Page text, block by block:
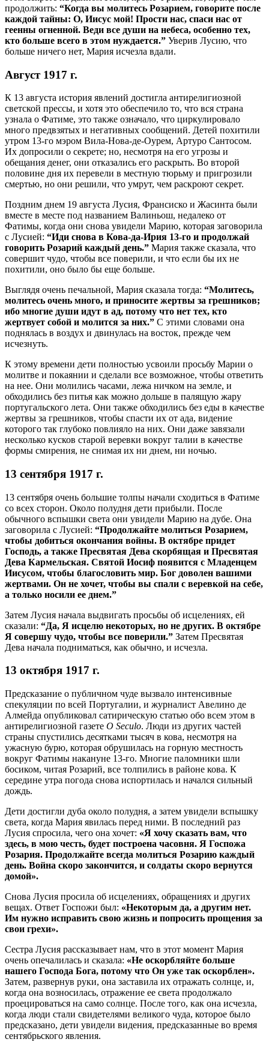
продолжить: “Когда вы молитесь Розарием, говорите после
каждой тайны: О, Иисус мой! Прости нас, спаси нас от
геенны огненной. Веди все души на небеса, особенно тех,
кто больше всего в этом нуждается.” Уверив Лусию, что
больше ничего нет, Мария исчезла вдали.
Август 1917 г.
К 13 августа история явлений достигла антирелигиозной
светской прессы, и хотя это обеспечило то, что вся страна
узнала о Фатиме, это также означало, что циркулировало
много предвзятых и негативных сообщений. Детей похитили
утром 13-го мэром Вила-Нова-де-Оурем, Артуро Сантосом.
Их допросили о секрете; но, несмотря на его угрозы и
обещания денег, они отказались его раскрыть. Во второй
половине дня их перевели в местную тюрьму и пригрозили
смертью, но они решили, что умрут, чем раскроют секрет.
Поздним днем 19 августа Лусия, Франсиско и Жасинта были
вместе в месте под названием Валиньош, недалеко от
Фатимы, когда они снова увидели Марию, которая заговорила
с Лусией: “Иди снова в Кова-да-Ирия 13-го и продолжай
говорить Розарий каждый день.” Мария также сказала, что
совершит чудо, чтобы все поверили, и что если бы их не
похитили, оно было бы еще больше.
Выглядя очень печальной, Мария сказала тогда: “Молитесь,
молитесь очень много, и приносите жертвы за грешников;
ибо многие души идут в ад, потому что нет тех, кто
жертвует собой и молится за них.” С этими словами она
поднялась в воздух и двинулась на восток, прежде чем
исчезнуть.
К этому времени дети полностью усвоили просьбу Марии о
молитве и покаянии и сделали все возможное, чтобы ответить
на нее. Они молились часами, лежа ничком на земле, и
обходились без питья как можно дольше в палящую жару
португальского лета. Они также обходились без еды в качестве
жертвы за грешников, чтобы спасти их от ада, видение
которого так глубоко повлияло на них. Они даже завязали
несколько кусков старой веревки вокруг талии в качестве
формы смирения, не снимая их ни днем, ни ночью.
13 сентября 1917 г.
13 сентября очень большие толпы начали сходиться в Фатиме
со всех сторон. Около полудня дети прибыли. После
обычного вспышки света они увидели Марию на дубе. Она
заговорила с Лусией: “Продолжайте молиться Розарием,
чтобы добиться окончания войны. В октябре придет
Господь, а также Пресвятая Дева скорбящая и Пресвятая
Дева Кармельская. Святой Иосиф появится с Младенцем
Иисусом, чтобы благословить мир. Бог доволен вашими
жертвами. Он не хочет, чтобы вы спали с веревкой на себе,
а только носили ее днем.”
Затем Лусия начала выдвигать просьбы об исцелениях, ей
сказали: “Да, Я исцелю некоторых, но не других. В октябре
Я совершу чудо, чтобы все поверили.” Затем Пресвятая
Дева начала подниматься, как обычно, и исчезла.
13 октября 1917 г.
Предсказание о публичном чуде вызвало интенсивные
спекуляции по всей Португалии, и журналист Авелино де
Алмейда опубликовал сатирическую статью обо всем этом в
антирелигиозной газете O Seculo. Люди из других частей
страны спустились десятками тысяч в кова, несмотря на
ужасную бурю, которая обрушилась на горную местность
вокруг Фатимы накануне 13-го. Многие паломники шли
босиком, читая Розарий, все толпились в районе кова. К
середине утра погода снова испортилась и начался сильный
дождь.
Дети достигли дуба около полудня, а затем увидели вспышку
света, когда Мария явилась перед ними. В последний раз
Лусия спросила, чего она хочет: «Я хочу сказать вам, что
здесь, в мою честь, будет построена часовня. Я Госпожа
Розария. Продолжайте всегда молиться Розарию каждый
день. Война скоро закончится, и солдаты скоро вернутся
домой».
Снова Лусия просила об исцелениях, обращениях и других
вещах. Ответ Госпожи был: «Некоторым да, а другим нет.
Им нужно исправить свою жизнь и попросить прощения за
свои грехи».
Сестра Лусия рассказывает нам, что в этот момент Мария
очень опечалилась и сказала: «Не оскорбляйте больше
нашего Господа Бога, потому что Он уже так оскорблен».
Затем, развернув руки, она заставила их отражать солнце, и,
когда она возносилась, отражение ее света продолжало
проецироваться на само солнце. После того, как она исчезла,
когда люди стали свидетелями великого чуда, которое было
предсказано, дети увидели видения, предсказанные во время
сентябрьского явления.